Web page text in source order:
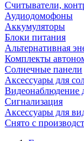
Считыватели,
Аудиодомофоны
Аккумуляторы
Блоки питания
Альтернативная
Комплекты
Солнечные панели
Аксессуары для
Видеонаблюдение
Сигнализация
Аксессуары для
Снято с